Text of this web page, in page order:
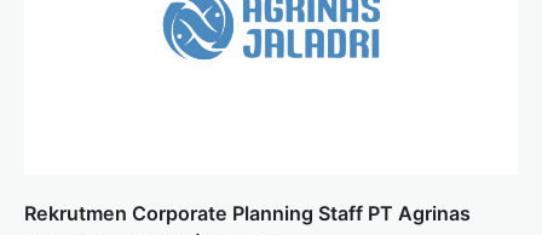
Rekrutmen Corporate Planning Staff PT Agrinas